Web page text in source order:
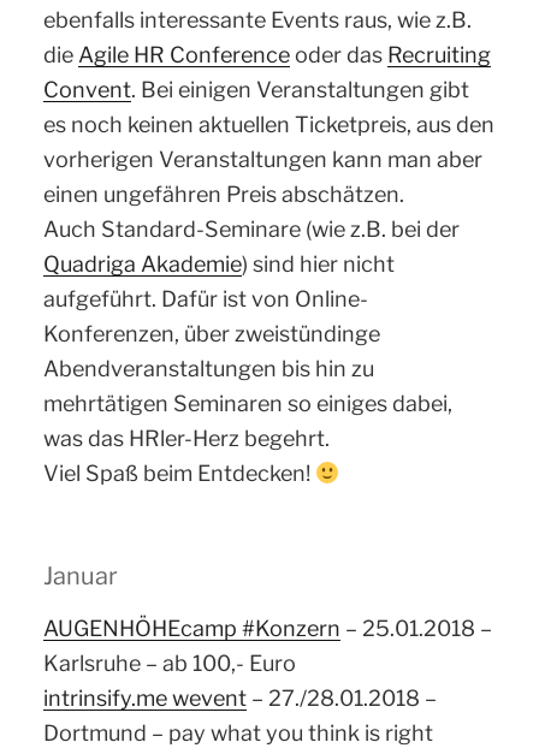
ebenfalls interessante Events raus, wie z.B.
die Agile HR Conferenceoder das Recruiting
Convent. Bei einigen Veranstaltungen gibt
es noch keinen aktuellen Ticketpreis, aus den
vorherigen Veranstaltungen kann man aber
einen ungefähren Preis abschätzen.
Auch Standard-Seminare (wie z.B. bei der
Quadriga Akademie) sind hier nicht
aufgeführt. Dafür ist von Online-
Konferenzen, über zweistündinge
Abendveranstaltungen bis hin zu
mehrtätigen Seminaren so einiges dabei,
was das HRler-Herz begehrt.
Viel Spaß beim Entdecken!
Januar
AUGENHÖHEcamp #Konzern – 25.01.2018 –
Karlsruhe – ab 100,- Euro
intrinsify.me wevent – 27./28.01.2018 –
Dortmund – pay what you think is right